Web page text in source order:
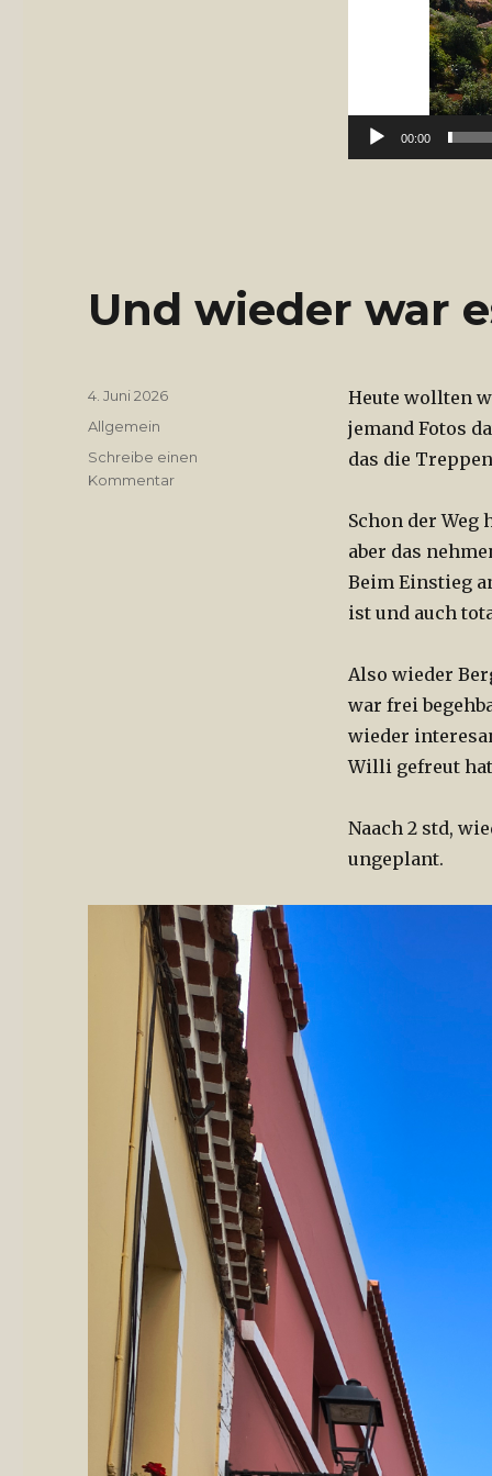
00:00
Und wieder war
Heute wollten
jemand Fotos
das die
Schon der
aber das
Beim Einstieg
ist und auch
Also wieder
war frei
wieder
Willi gefreut
Naach 2 std,
ungeplant.
Veröffentlicht
am
4. Juni 2026
Kategorien
Allgemein
Schreibe einen
Kommentar